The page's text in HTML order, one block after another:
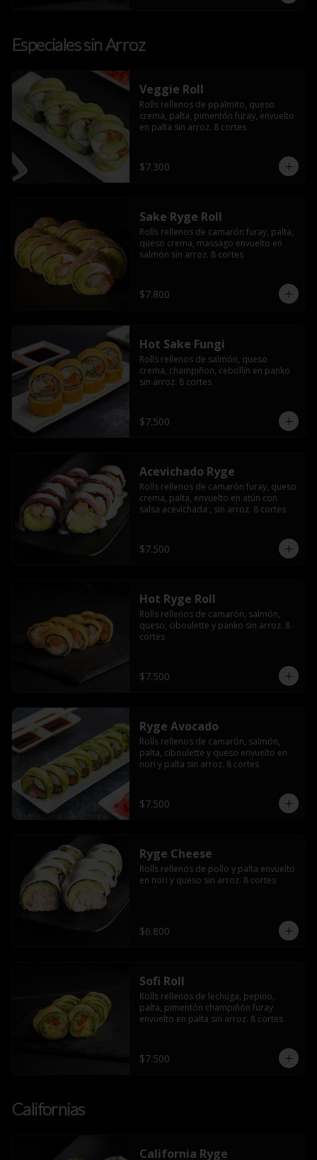
Especiales sin Arroz
Veggie Roll
Rolls rellenos de ppalmito, queso
crema, palta, pimentón furay, envuelto
en palta sin arroz. 8 cortes
$7.300
Sake Ryge Roll
Rolls rellenos de camarón furay, palta,
queso crema, massago envuelto en
salmón sin arroz. 8 cortes
$7.800
Hot Sake Fungi
Rolls rellenos de salmón, queso
crema, champiñon, cebollin en panko
sin arroz. 8 cortes
$7.500
Acevichado Ryge
Rolls rellenos de camarón furay, queso
crema, palta, envuelto en atún con
salsa acevichada , sin arroz. 8 cortes
$7.500
Hot Ryge Roll
Rolls rellenos de camarón, salmón,
queso, ciboulette y panko sin arroz. 8
cortes
$7.500
Ryge Avocado
Rolls rellenos de camarón, salmón,
palta, ciboulette y queso envuelto en
nori y palta sin arroz. 8 cortes
$7.500
Ryge Cheese
Rolls rellenos de pollo y palta envuelto
en nori y queso sin arroz. 8 cortes
$6.800
Sofi Roll
Rolls rellenos de lechuga, pepino,
palta, pimentón champiñón furay
envuelto en palta sin arroz. 8 cortes
$7.500
Californias
California Ryge